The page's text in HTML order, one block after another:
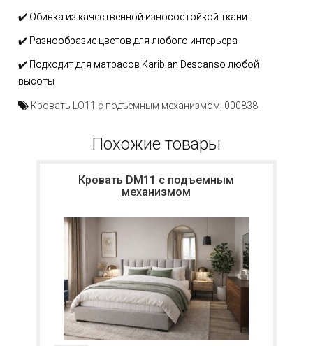
✔️ Обивка из качественной износостойкой ткани
✔️ Разнообразие цветов для любого интерьера
✔️ Подходит для матрасов Karibian Descanso любой
высоты
Кровать LO11 с подъемным механизмом, 000838
Похожие товары
Кровать DM11 с подъемным
механизмом